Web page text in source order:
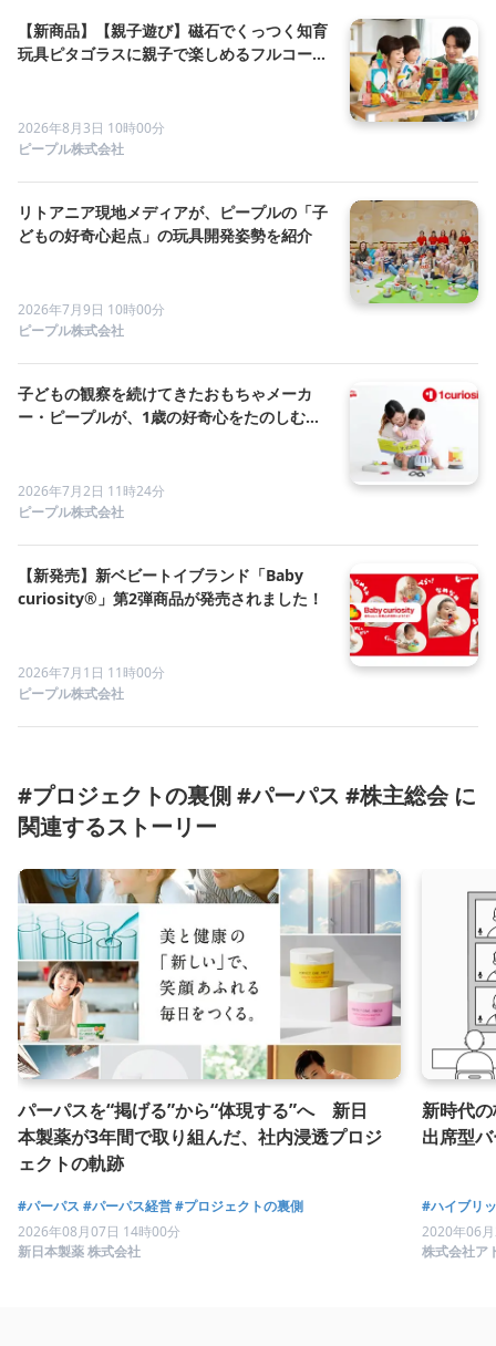
【新商品】【親子遊び】磁石でくっつく知育
玩具ピタゴラスに親子で楽しめるフルコース
2026年8月3日 10時00分
ピープル株式会社
リトアニア現地メディアが、ピープルの「子
どもの好奇心起点」の玩具開発姿勢を紹介
2026年7月9日 10時00分
ピープル株式会社
子どもの観察を続けてきたおもちゃメーカ
ー・ピープルが、1歳の好奇心をたのしむ絵
2026年7月2日 11時24分
ピープル株式会社
【新発売】新ベビートイブランド「Baby
curiosity®」第2弾商品が発売されました！
2026年7月1日 11時00分
ピープル株式会社
#プロジェクトの裏側 #パーパス #株主総会 に
関連するストーリー
パーパスを“掲げる”から“体現する”へ 新日
本製薬が3年間で取り組んだ、社内浸透プロジ
ェクトの軌跡
#パーパス #パーパス経営#プロジェクトの裏側
2026年08月07日 14時00分
新日本製薬 株式会社
新時代
出席型
#ハイブリ
2020年06
株式会社ア